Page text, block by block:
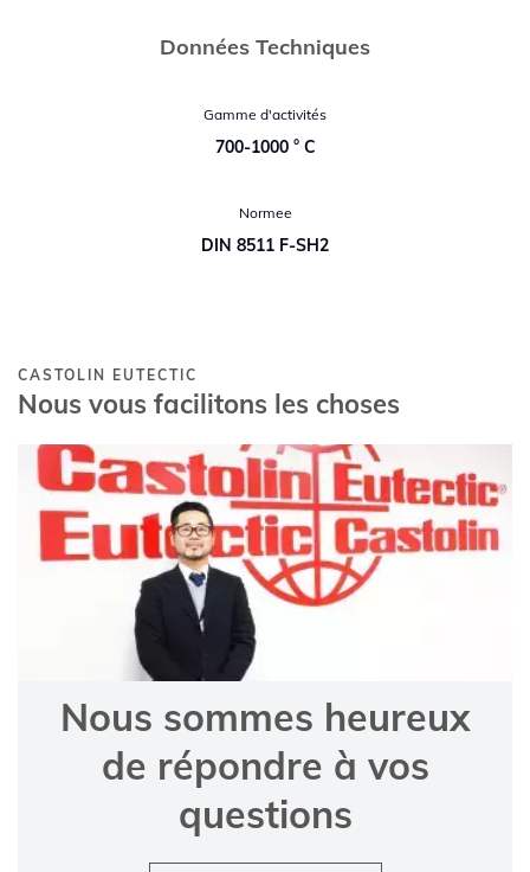
Données Techniques
Gamme d'activités
700-1000 ° C
Normee
DIN 8511 F-SH2
CASTOLIN EUTECTIC
Nous vous facilitons les choses
Nous sommes heureux
de répondre à vos
questions